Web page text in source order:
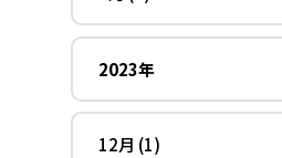
2023年
12月 (1)